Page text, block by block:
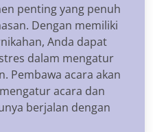
penting yang penuh
Dengan memiliki
Anda dapat
dalam mengatur
Pembawa acara akan
acara dan
berjalan dengan